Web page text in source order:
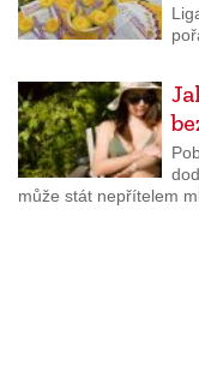
může stát nepřítelem